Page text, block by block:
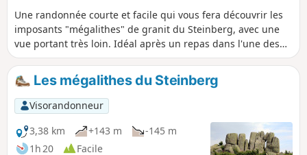
Une randonnée courte et facile qui vous fera découvrir les
imposants "mégalithes" de granit du Steinberg, avec une
vue portant très loin. Idéal après un repas dans l'une des
ferme-auberge situées près du Petit Ballon.
Les mégalithes du Steinberg
Visorandonneur
3,38 km
+143 m
-145 m
1h 20
Facile